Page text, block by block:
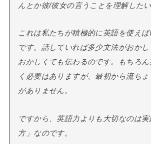
んとか彼/彼女の言うことを理解したい
これは私たちが積極的に英語を使え
です。話していれば多少文法がおか
おかしくても伝わるのです。もちろ
く必要はありますが、最初から流ち
がありません。
ですから、英語力よりも大切なのは
方」なのです。